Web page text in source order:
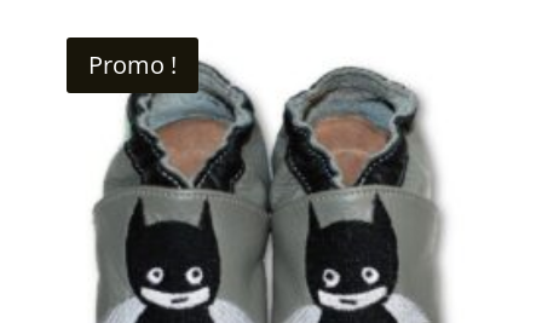
13.90€
28.90€
Promo !